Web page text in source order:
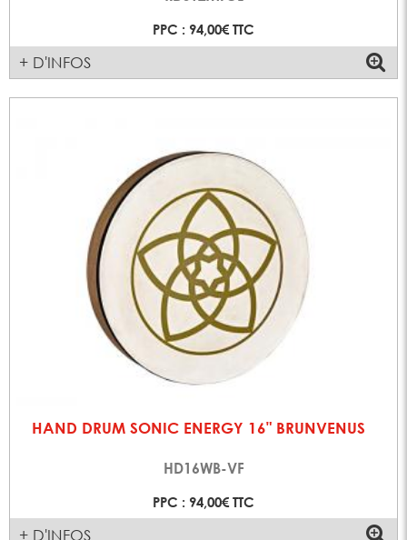
PPC : 94,00€ TTC
+ D'INFOS
HAND DRUM SONIC ENERGY 16" BRUNVENUS
HD16WB-VF
PPC : 94,00€ TTC
+ D'INFOS